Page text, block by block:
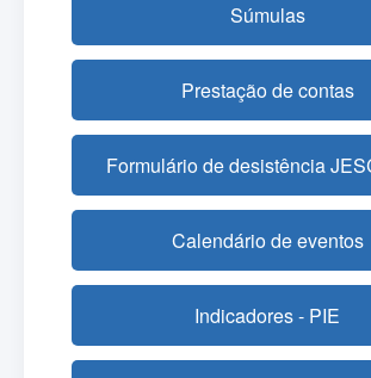
Súmulas
Prestação de contas
Formulário de desistência
Calendário de eventos
Indicadores - PIE